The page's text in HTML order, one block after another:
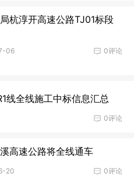
杭淳开高速公路TJ01标段
0评论
06
线全线施工中标信息汇总
0评论
高速公路将全线通车
0评论
20